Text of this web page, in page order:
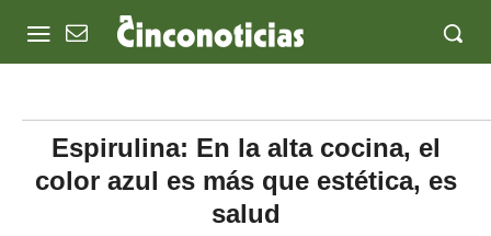
Espirulina: En la alta cocina, el
color azul es más que estética, es
salud